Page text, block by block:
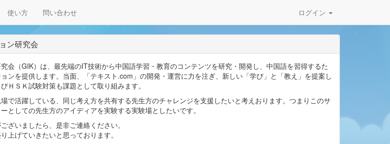
使い方 問い合わせ ログイン
ン研究会
会（GIK）は、最先端のIT技術から中国語学習・教育のコンテンツを研究・開発し、中国語を習得するた
ンを提供します。当面、「テキスト.com」の開発・運営に力を注ぎ、新しい「学び」と「教え」を提案し
ＨＳＫ試験対策も課題として取り組みます。
で活躍している、同じ考え方を共有する先生方のチャレンジを支援したいと考えおります。つまりこのサ
としての先生方のアイディアを実験する実験場としたいです。
ざいましたら、是非ご連絡ください。
上げていきたいと思っております。